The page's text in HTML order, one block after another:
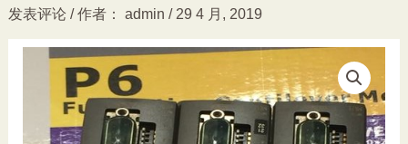
发表评论 / 作者： admin / 29 4 月, 2019